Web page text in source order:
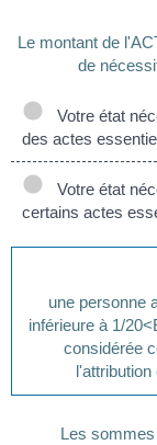
Le montant de
de
Votre état
des actes
Votre état
certains actes
une personne
inférieure à 1/
considérée
Les